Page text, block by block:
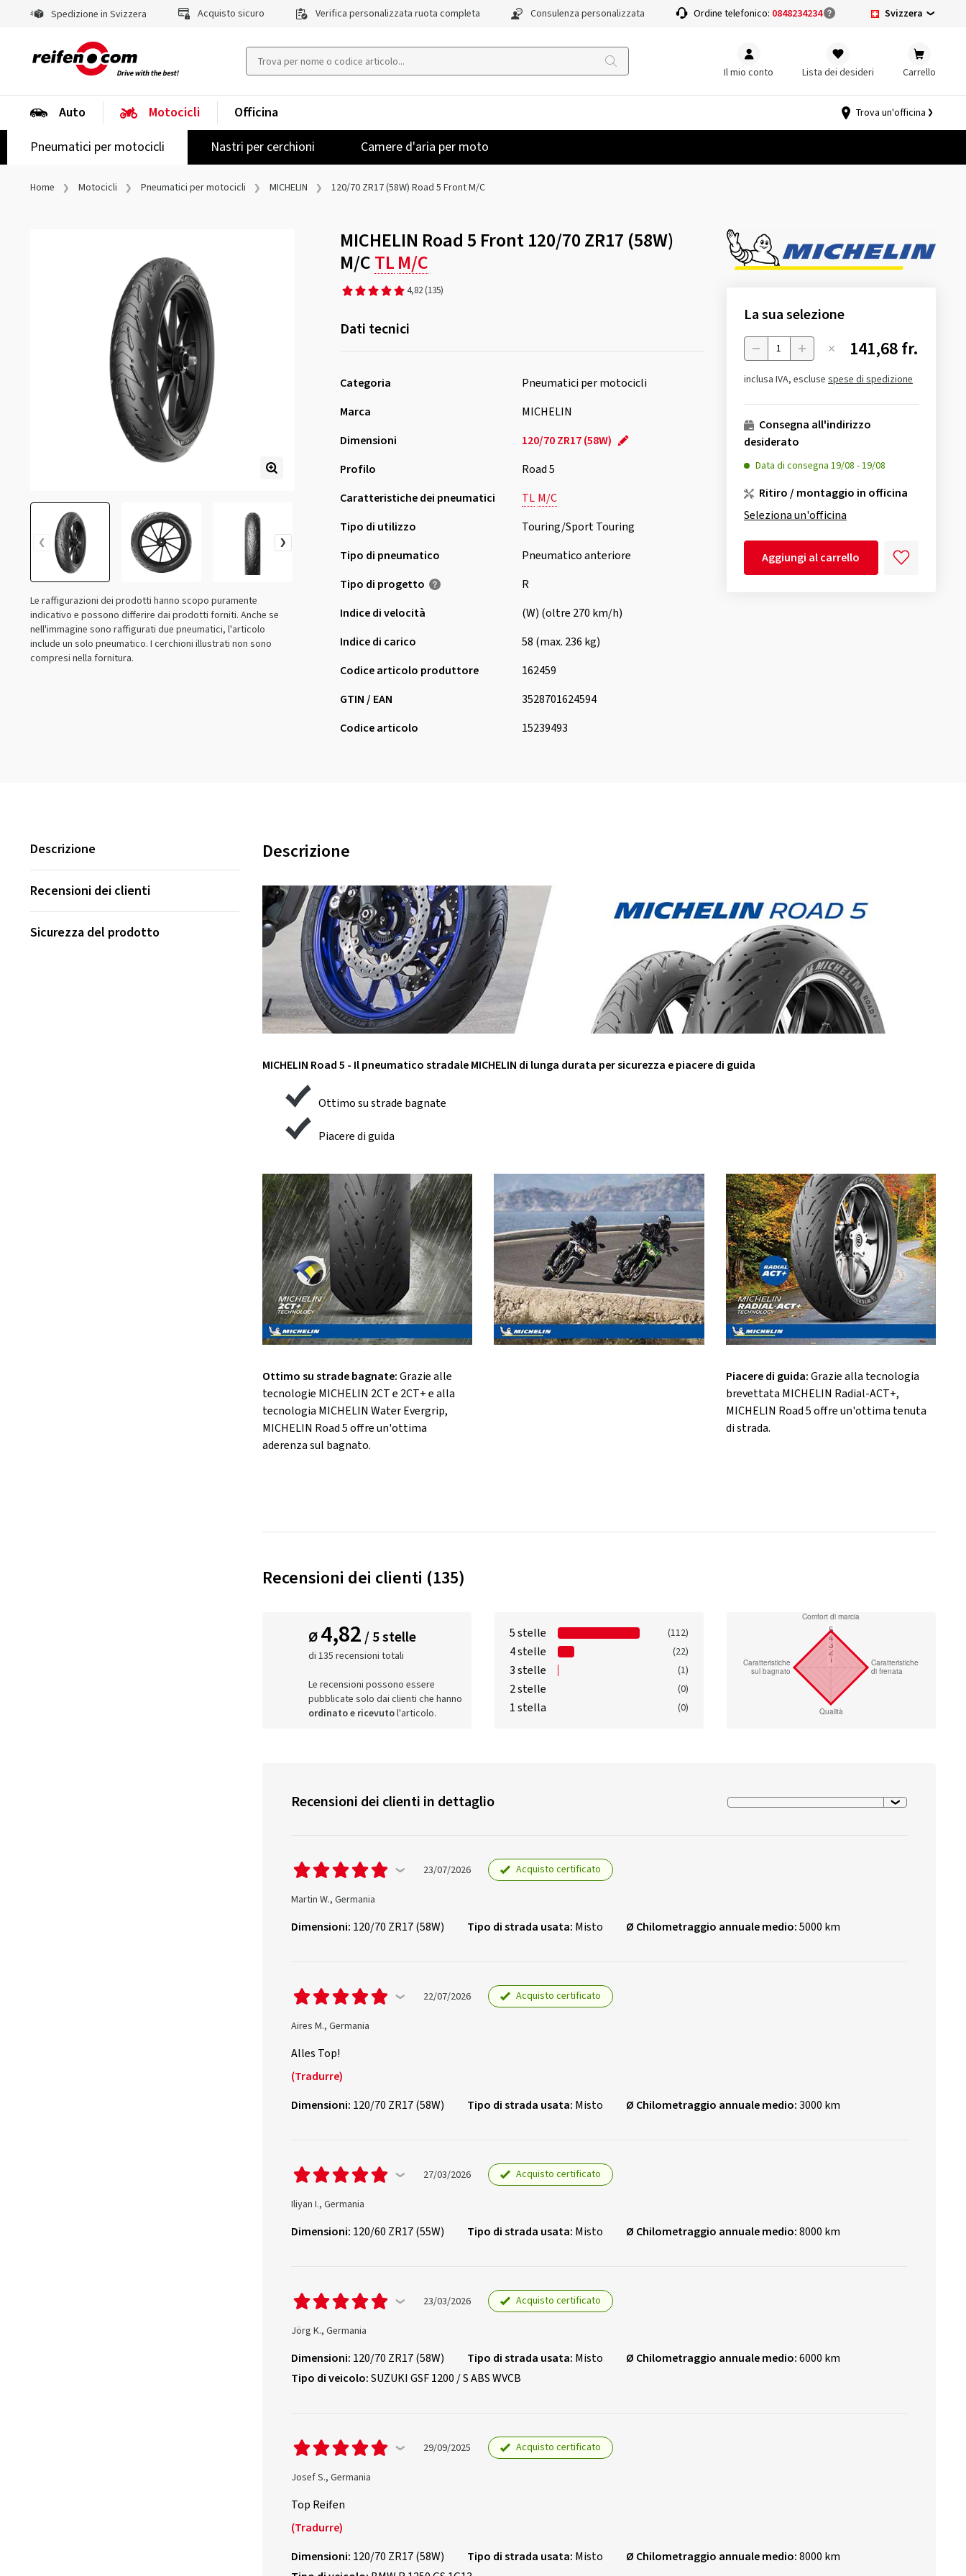
Spedizione in Svizzera Acquisto sicuro Verifica personalizzata ruota completa Consulenza personalizzata Ordine telefonico: 0848234234 Svizzera
Il mio conto Lista dei desideri Carrello
Auto
Motocicli
Pneumatici per motocicli
Nastri per cerchioni Camere d'aria per moto
Officina Trova un'officina
Home Motocicli Pneumatici per motocicli MICHELIN 120/70 ZR17 (58W) Road 5 Front M/C
Le raffigurazioni dei prodotti hanno scopo puramente
indicativo e possono differire dai prodotti forniti. Anche se
nell'immagine sono raffigurati due pneumatici, l'articolo
include un solo pneumatico. I cerchioni illustrati non sono
compresi nella fornitura.
MICHELIN Road 5 Front 120/70 ZR17 (58W)
M/CTLM/C
4,82 (135)
Dati tecnici
Categoria
Pneumatici per motocicli
Marca
MICHELIN
Dimensioni
120/70 ZR17 (58W)
Profilo
Road 5
Caratteristiche dei pneumatici
TL M/C
Tipo di utilizzo
Touring/Sport Touring
Tipo di pneumatico
Pneumatico anteriore
Tipo di progetto
R
Indice di velocità
(W) (oltre 270 km/h)
Indice di carico
58 (max. 236 kg)
Codice articolo produttore
162459
GTIN / EAN
3528701624594
Codice articolo
15239493
La sua selezione
Menge 141,68 fr.
inclusa IVA, escluse spese di spedizione
Consegna all'indirizzo
desiderato
Data di consegna 19/08 -19/08
Ritiro / montaggio in officina
Seleziona un'officina
Aggiungi al carrello
Descrizione
Recensioni dei clienti
Sicurezza del prodotto
Descrizione
MICHELIN Road 5 - Il pneumatico stradale MICHELIN di lunga durata per sicurezza e piacere di guida
Ottimo su strade bagnate
Piacere di guida
Ottimo su strade bagnate:Grazie alle
tecnologie MICHELIN 2CT e 2CT+ e alla
tecnologia MICHELIN Water Evergrip,
MICHELIN Road 5 offre un'ottima
aderenza sul bagnato.
Piacere di guida:Grazie alla tecnologia
brevettata MICHELIN Radial-ACT+,
MICHELIN Road 5 offre un'ottima tenuta
di strada.
Recensioni dei clienti (135)
Ø4,82/ 5 stelle
di 135 recensioni totali
Le recensioni possono essere
pubblicate solo dai clienti che hanno
ordinato e ricevutol'articolo.
5 stelle (112)
4 stelle (22)
3 stelle (1)
2 stelle (0)
1 stella (0)
Recensioni dei clienti in dettaglio
23/07/2026 Acquisto certificato
Martin W., Germania
Dimensioni: 120/70 ZR17 (58W) Tipo di strada usata: Misto Ø Chilometraggio annuale medio:5000 km
22/07/2026 Acquisto certificato
Aires M., Germania
Alles Top!
(Tradurre)
Dimensioni: 120/70 ZR17 (58W) Tipo di strada usata: Misto Ø Chilometraggio annuale medio:3000 km
27/03/2026 Acquisto certificato
Iliyan I., Germania
Dimensioni: 120/60 ZR17 (55W) Tipo di strada usata: Misto Ø Chilometraggio annuale medio:8000 km
23/03/2026 Acquisto certificato
Jörg K., Germania
Dimensioni: 120/70 ZR17 (58W) Tipo di strada usata: Misto Ø Chilometraggio annuale medio:6000 km
Tipo di veicolo:SUZUKI GSF 1200 / S ABS WVCB
29/09/2025 Acquisto certificato
Josef S., Germania
Top Reifen
(Tradurre)
Dimensioni: 120/70 ZR17 (58W) Tipo di strada usata: Misto Ø Chilometraggio annuale medio:8000 km